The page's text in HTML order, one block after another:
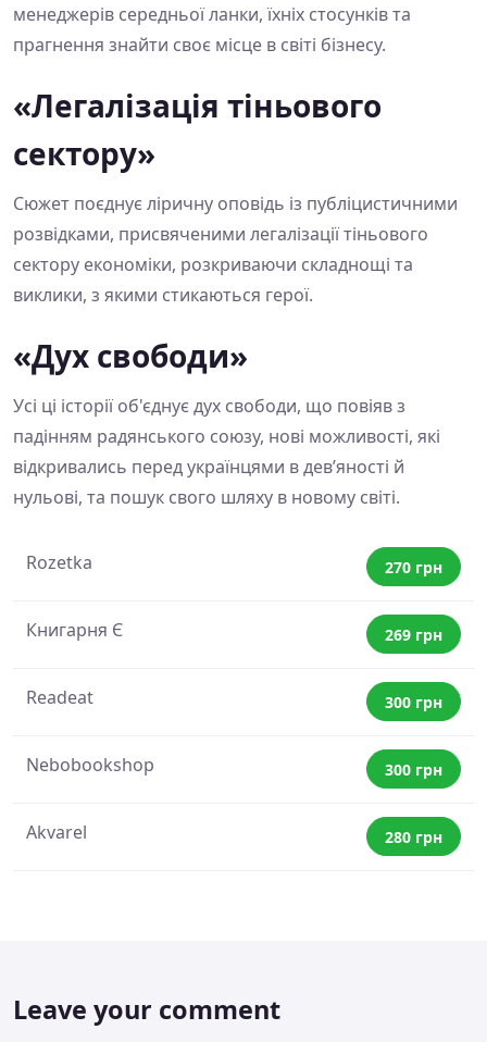
менеджерів середньої ланки, їхніх стосунків та
прагнення знайти своє місце в світі бізнесу.
«Легалізація тіньового
сектору»
Сюжет поєднує ліричну оповідь із публіцистичними
розвідками, присвяченими легалізації тіньового
сектору економіки, розкриваючи складнощі та
виклики, з якими стикаються герої.
«Дух свободи»
Усі ці історії об'єднує дух свободи, що повіяв з
падінням радянського союзу, нові можливості, які
відкривались перед українцями в дев’яності й
нульові, та пошук свого шляху в новому світі.
Rozetka 270 грн
Книгарня Є 269 грн
Readeat 300 грн
Nebobookshop 300 грн
Akvarel 280 грн
Leave your comment